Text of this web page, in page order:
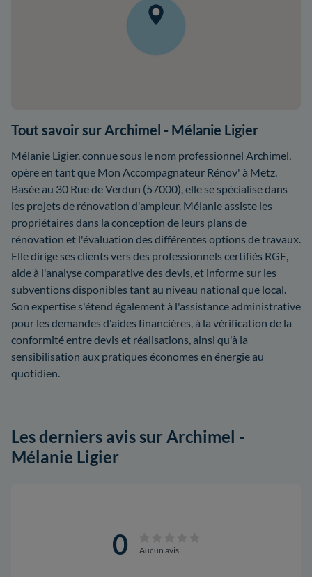
Tout savoir sur Archimel - Mélanie Ligier
Mélanie Ligier, connue sous le nom professionnel Archimel,
opère en tant que Mon Accompagnateur Rénov' à Metz.
Basée au 30 Rue de Verdun (57000), elle se spécialise dans
les projets de rénovation d'ampleur. Mélanie assiste les
propriétaires dans la conception de leurs plans de
rénovation et l'évaluation des différentes options de travaux.
Elle dirige ses clients vers des professionnels certifiés RGE,
aide à l'analyse comparative des devis, et informe sur les
subventions disponibles tant au niveau national que local.
Son expertise s'étend également à l'assistance administrative
pour les demandes d'aides financières, à la vérification de la
conformité entre devis et réalisations, ainsi qu'à la
sensibilisation aux pratiques économes en énergie au
quotidien.
Les derniers avis sur Archimel -
Mélanie Ligier
0 Aucun avis